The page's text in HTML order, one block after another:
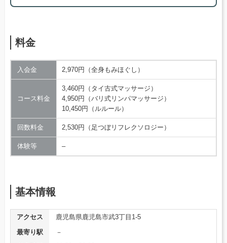
料金
入会金 2,970円（全身もみほぐし）
コース料金
3,460円（タイ古式マッサージ）
4,950円（バリ式リンパマッサージ）
10,450円（ルルール）
回数料金 2,530円（足つぼリフレクソロジー）
体験等 –
基本情報
アクセス
鹿児島県鹿児島市武3丁目1-5
最寄り駅
－